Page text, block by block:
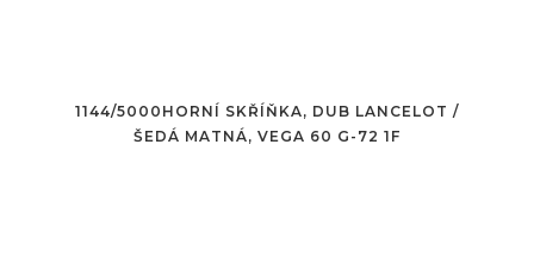
1144/5000HORNÍ SKŘÍŇKA, DUB LANCELOT /
ŠEDÁ MATNÁ, VEGA 60 G-72 1F